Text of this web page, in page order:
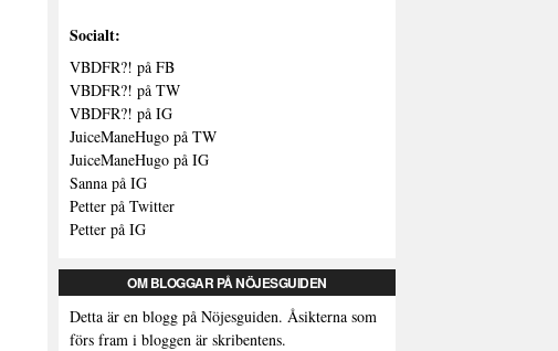
Socialt:
VBDFR?! på FB
VBDFR?! på TW
VBDFR?! på IG
JuiceManeHugo på TW
JuiceManeHugo på IG
Sanna på IG
Petter på Twitter
Petter på IG
OM BLOGGAR PÅ NÖJESGUIDEN
Detta är en blogg på Nöjesguiden. Åsikterna som
förs fram i bloggen är skribentens.